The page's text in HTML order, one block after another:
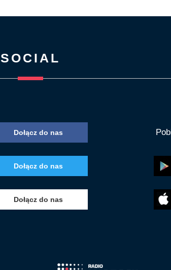
SOCIAL
Dołącz do nas
Dołącz do nas
Dołącz do nas